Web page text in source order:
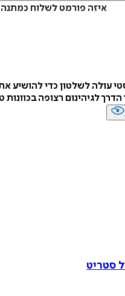
איזה פורמט לשלוח כמתנה?
לשלטון כדי להושיע את העם
רצופה בכוונות